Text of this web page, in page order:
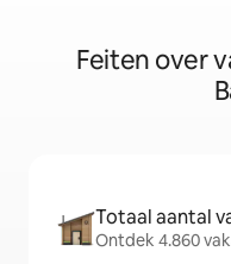
Feiten over
Totaal aantal
Ontdek 4.860